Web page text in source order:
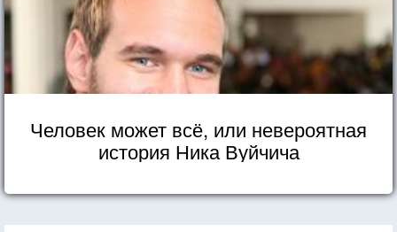
Человек может всё, или невероятная
история Ника Вуйчича